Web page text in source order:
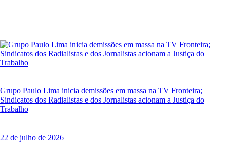
Grupo Paulo Lima inicia demissões em massa na TV Fronteira;
Sindicatos dos Radialistas e dos Jornalistas acionam a Justiça do
Trabalho
22 de julho de 2026